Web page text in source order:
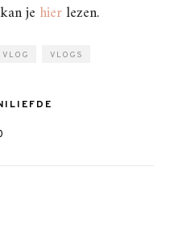
je hierlezen.
VLOG VLOGS